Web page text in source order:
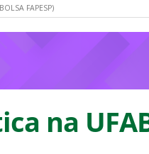
FAPESP)
na